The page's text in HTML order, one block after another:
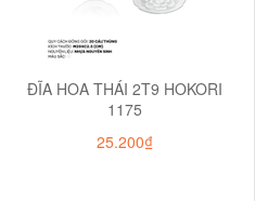
ĐĨA HOA THÁI 2T9 HOKORI
1175
25.200₫